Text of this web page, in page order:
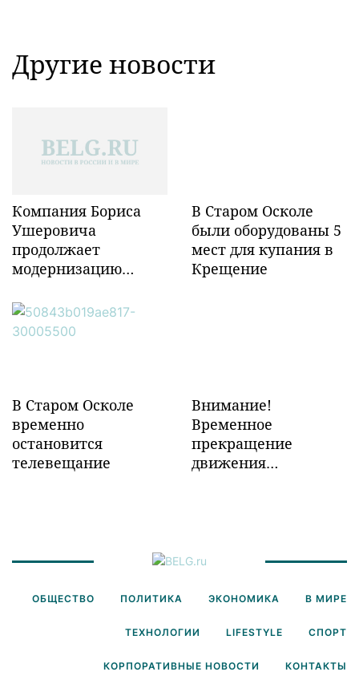
Другие новости
Компания Бориса
Ушеровича
продолжает
модернизацию
инфраструктуры в
Забайкалье
В Старом Осколе
были оборудованы 5
мест для купания в
Крещение
В Старом Осколе
временно
остановится
телевещание
Внимание!
Временное
прекращение
движения
ОБЩЕСТВО ПОЛИТИКА ЭКОНОМИКА В МИРЕ
ТЕХНОЛОГИИ LIFESTYLE СПОРТ
КОРПОРАТИВНЫЕ НОВОСТИ КОНТАКТЫ